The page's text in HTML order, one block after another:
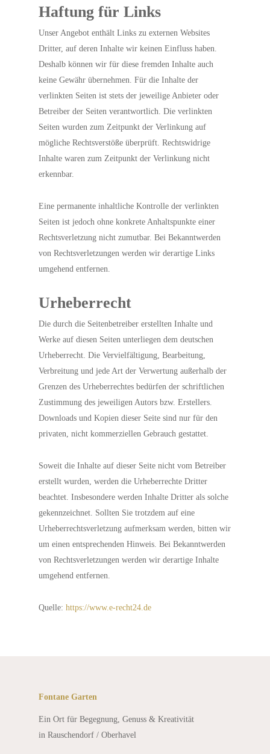
Haftung für Links
Unser Angebot enthält Links zu externen Websites
Dritter, auf deren Inhalte wir keinen Einfluss haben.
Deshalb können wir für diese fremden Inhalte auch
keine Gewähr übernehmen. Für die Inhalte der
verlinkten Seiten ist stets der jeweilige Anbieter oder
Betreiber der Seiten verantwortlich. Die verlinkten
Seiten wurden zum Zeitpunkt der Verlinkung auf
mögliche Rechtsverstöße überprüft. Rechtswidrige
Inhalte waren zum Zeitpunkt der Verlinkung nicht
erkennbar.
Eine permanente inhaltliche Kontrolle der verlinkten
Seiten ist jedoch ohne konkrete Anhaltspunkte einer
Rechtsverletzung nicht zumutbar. Bei Bekanntwerden
von Rechtsverletzungen werden wir derartige Links
umgehend entfernen.
Urheberrecht
Die durch die Seitenbetreiber erstellten Inhalte und
Werke auf diesen Seiten unterliegen dem deutschen
Urheberrecht. Die Vervielfältigung, Bearbeitung,
Verbreitung und jede Art der Verwertung außerhalb der
Grenzen des Urheberrechtes bedürfen der schriftlichen
Zustimmung des jeweiligen Autors bzw. Erstellers.
Downloads und Kopien dieser Seite sind nur für den
privaten, nicht kommerziellen Gebrauch gestattet.
Soweit die Inhalte auf dieser Seite nicht vom Betreiber
erstellt wurden, werden die Urheberrechte Dritter
beachtet. Insbesondere werden Inhalte Dritter als solche
gekennzeichnet. Sollten Sie trotzdem auf eine
Urheberrechtsverletzung aufmerksam werden, bitten wir
um einen entsprechenden Hinweis. Bei Bekanntwerden
von Rechtsverletzungen werden wir derartige Inhalte
umgehend entfernen.
Quelle: https://www.e-recht24.de
Fontane Garten
Ein Ort für Begegnung, Genuss & Kreativität
in Rauschendorf / Oberhavel